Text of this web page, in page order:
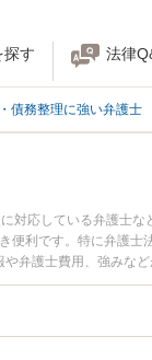
探す 法律
債務整理に強い弁護士
対応している弁護士
利です。特に弁護士
弁護士費用、強みな
のトラブル解決の実
さんにおすすめです。